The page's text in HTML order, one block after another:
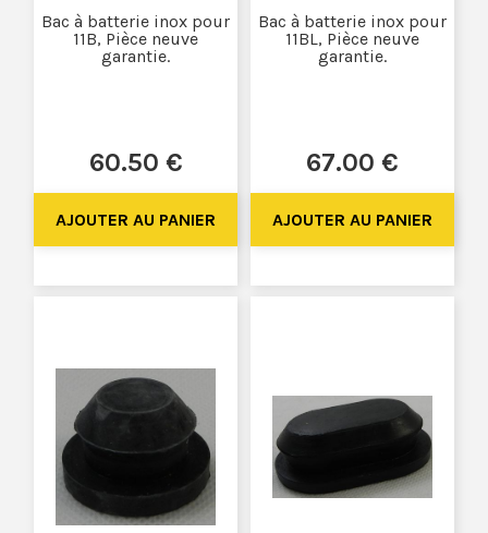
60.50 €
Bac à batterie inox pour
11B, Pièce neuve
garantie.
67.00 €
Bac à batterie inox pour
11BL, Pièce neuve
garantie.